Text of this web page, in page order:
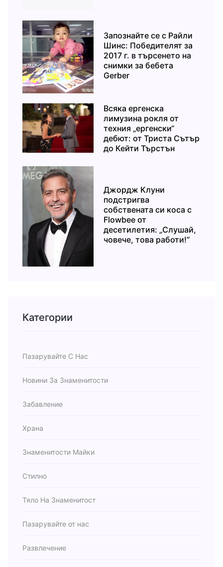
Запознайте се с Райли
Шинс: Победителят за
2017 г. в търсенето на
снимки за бебета
Gerber
Всяка ергенска
лимузина рокля от
техния „ергенски“
дебют: от Триста Сътър
до Кейти Търстън
Джордж Клуни
подстригва
собствената си коса с
Flowbee от
десетилетия: „Слушай,
човече, това работи!“
Категории
Пазарувайте С Нас
Новини За Знаменитости
Забавление
Храна
Знаменитости Майки
Стилно
Тяло На Знаменитост
Пазарувайте от нас
Развлечение